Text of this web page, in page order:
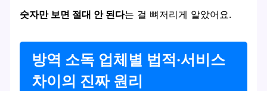
숫자만 보면 절대 안 된다는 걸 뼈저리게 알았어요.
방역 소독 업체별 법적·서비스
차이의 진짜 원리